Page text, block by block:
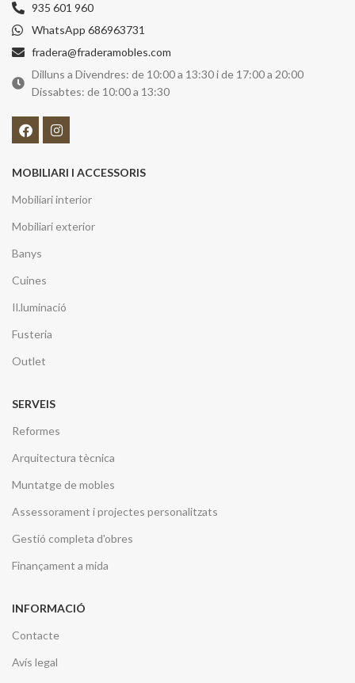
935 601 960
WhatsApp 686963731
fradera@fraderamobles.com
Dilluns a Divendres: de 10:00 a 13:30 i de 17:00 a 20:00
Dissabtes: de 10:00 a 13:30
MOBILIARI I ACCESSORIS
Mobiliari interior
Mobiliari exterior
Banys
Cuines
Il.luminació
Fusteria
Outlet
SERVEIS
Reformes
Arquitectura tècnica
Muntatge de mobles
Assessorament i projectes personalitzats
Gestió completa d'obres
Finançament a mida
INFORMACIÓ
Contacte
Avís legal